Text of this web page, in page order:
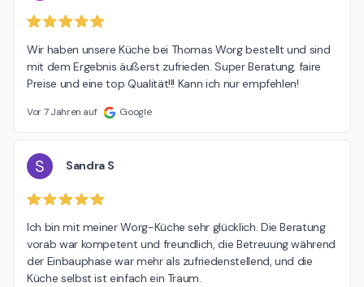
Wir haben unsere Küche bei Thomas Worg bestellt und sind
mit dem Ergebnis äußerst zufrieden. Super Beratung, faire
Preise und eine top Qualität!!! Kann ich nur empfehlen!
Vor 7 Jahren auf Google
S Sandra S
Ich bin mit meiner Worg-Küche sehr glücklich. Die Beratung
vorab war kompetent und freundlich, die Betreuung während
der Einbauphase war mehr als zufriedenstellend, und die
Küche selbst ist einfach ein Traum.